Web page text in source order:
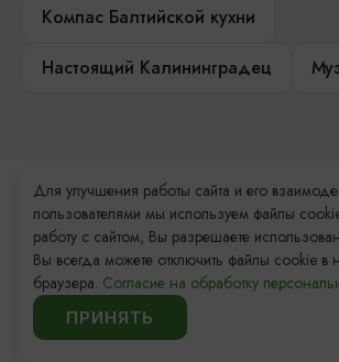
Компас Балтийской кухни
Настоящий Калининградец
Контакты Туристского
информационного центра
+7 (4012) 555-200
8 (800) 200-55-39
Для улучшения работы сайта и его
пользователями мы используем файлы
работу с сайтом, Вы разрешаете
Вы всегда можете отключить файлы cookie в
браузера. Согласие на обработку
ПРИНЯТЬ